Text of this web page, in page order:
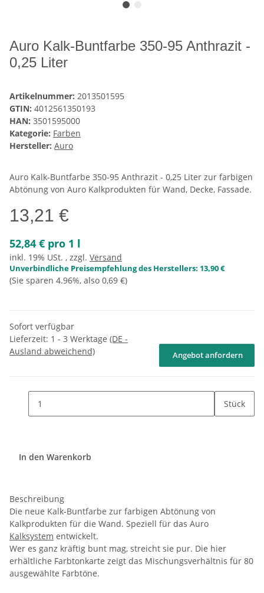
Auro Kalk-Buntfarbe 350-95 Anthrazit -
0,25 Liter
Artikelnummer: 2013501595
GTIN: 4012561350193
HAN: 3501595000
Kategorie: Farben
Hersteller: Auro
Auro Kalk-Buntfarbe 350-95 Anthrazit - 0,25 Liter zur farbigen
Abtönung von Auro Kalkprodukten für Wand, Decke, Fassade.
13,21 €
52,84 € pro 1 l
inkl. 19% USt. , zzgl. Versand
Unverbindliche Preisempfehlung des Herstellers: 13,90 €
(Sie sparen 4.96%, also 0,69 €)
Sofort verfügbar
Lieferzeit: 1 - 3 Werktage (DE -
Ausland abweichend)
Angebot anfordern
Stück
In den Warenkorb
Beschreibung
Die neue Kalk-Buntfarbe zur farbigen Abtönung von
Kalkprodukten für die Wand. Speziell für das Auro
Kalksystem entwickelt.
Wer es ganz kräftig bunt mag, streicht sie pur. Die hier
erhältliche Farbtonkarte zeigt das Mischungsverhältnis für 80
ausgewählte Farbtöne.